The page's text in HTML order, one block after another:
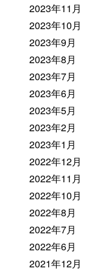
2023年11月
2023年10月
2023年9月
2023年8月
2023年7月
2023年6月
2023年5月
2023年2月
2023年1月
2022年12月
2022年11月
2022年10月
2022年8月
2022年7月
2022年6月
2021年12月